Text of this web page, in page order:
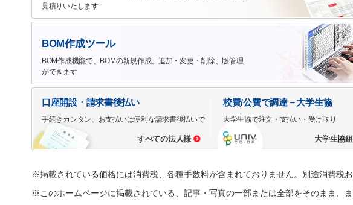
見積りいたします
BOM作成ツール
BOM作成機能で、BOMの新規作成、追加・変更・削除、版管理
ができます
口座開設・請求書後払い
手続きカンタン、お支払いは便利な請求書後払いで
すべての法人様
校費/公費で調達－大学生協
大学生協で注文・支払い・受け取り
大学生協
※掲載されている価格には消費税、各種手数料が含まれておりません。別途消費税
※このホームページに掲載されている、記事・写真の一部または全部をそのまま、